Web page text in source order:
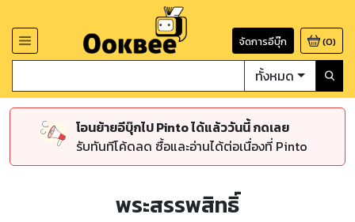
จัดการอีบุ๊ก (0)
ทั้งหมด
โอนย้ายอีบุ๊กไป Pinto ได้แล้ววันนี้ กดเลย
รับทันทีโค้ดลด ซื้อและอ่านได้ต่อเนื่องที่ Pinto
พระสรรพสิทธิ์